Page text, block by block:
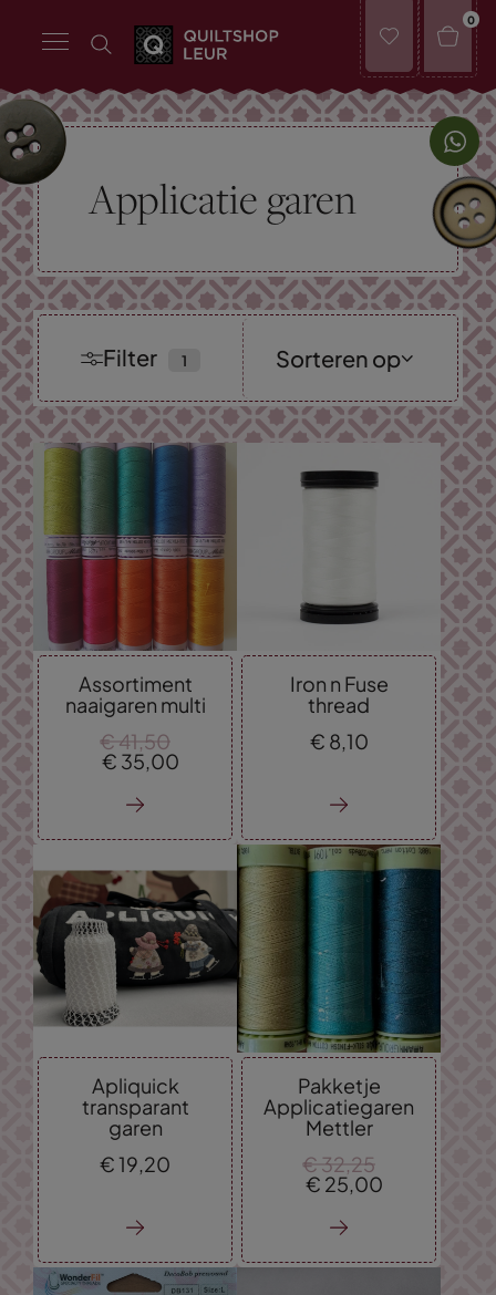
0
Applicatie garen
Filter Sorteren op
Nieuwste
collectie
Laagste prijs
Assortiment
naaigaren multi
€ 41, 50
€ 35, 00
Iron n Fuse
thread
€ 8, 10
Apliquick
transparant
garen
€19,20
Pakketje
Applicatiegaren
Mettler
€ 32,25
€ 25,00